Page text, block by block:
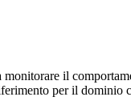
il
per il dominio